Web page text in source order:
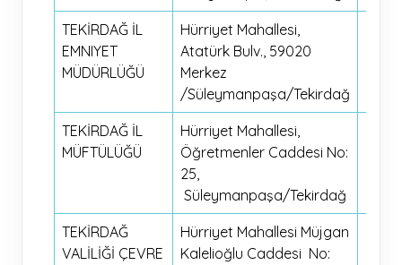
TEKİRDAĞ İL
EMNIYET
MÜDÜRLÜĞÜ
Hürriyet Mahallesi,
Atatürk Bulv., 59020
Merkez
/Süleymanpaşa/Tekirdağ
TEKİRDAĞ İL
MÜFTÜLÜĞÜ
Hürriyet Mahallesi,
Öğretmenler Caddesi No:
25,
Süleymanpaşa/Tekirdağ
TEKİRDAĞ
VALİLİĞİ ÇEVRE
Hürriyet Mahallesi Müjgan
Kalelioğlu Caddesi No: